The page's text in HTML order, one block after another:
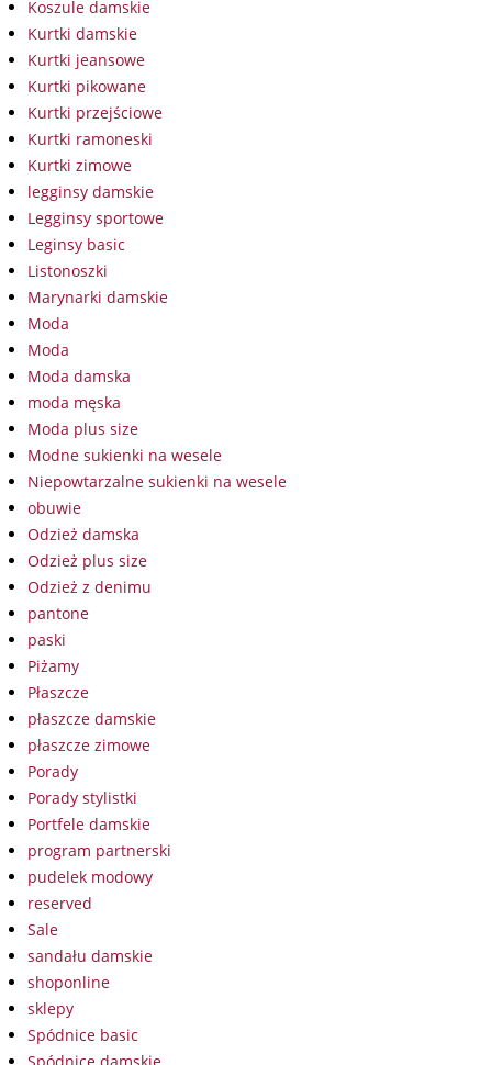
Koszule damskie
Kurtki damskie
Kurtki jeansowe
Kurtki pikowane
Kurtki przejściowe
Kurtki ramoneski
Kurtki zimowe
legginsy damskie
Legginsy sportowe
Leginsy basic
Listonoszki
Marynarki damskie
Moda
Moda
Moda damska
moda męska
Moda plus size
Modne sukienki na wesele
Niepowtarzalne sukienki na wesele
obuwie
Odzież damska
Odzież plus size
Odzież z denimu
pantone
paski
Piżamy
Płaszcze
płaszcze damskie
płaszcze zimowe
Porady
Porady stylistki
Portfele damskie
program partnerski
pudelek modowy
reserved
Sale
sandału damskie
shoponline
sklepy
Spódnice basic